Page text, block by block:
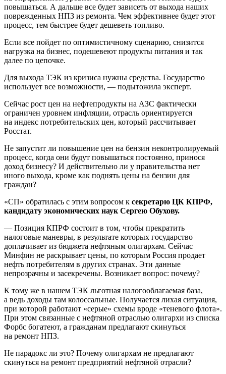
повышаться. А дальше все будет зависеть от выхода наших
поврежденных НПЗ из ремонта. Чем эффективнее будет этот
процесс, тем быстрее будет дешеветь топливо.
Если все пойдет по оптимистичному сценарию, снизится
нагрузка на бизнес, подешевеют продукты питания и так
далее по цепочке.
Для выхода ТЭК из кризиса нужны средства. Государство
использует все возможности, — подытожила эксперт.
Сейчас рост цен на нефтепродукты на АЗС фактически
ограничен уровнем инфляции, отрасль ориентируется
на индекс потребительских цен, который рассчитывает
Росстат.
Не запустит ли повышение цен на бензин неконтролируемый
процесс, когда они будут повышаться постоянно, принося
доход бизнесу? И действительно ли у правительства нет
иного выхода, кроме как поднять цены на бензин для
граждан?
«СП» обратилась с этим вопросом к секретарю ЦК КПРФ,
кандидату экономических наук Сергею Обухову.
— Позиция КПРФ состоит в том, чтобы прекратить
налоговые маневры, в результате которых государство
доплачивает из бюджета нефтяным олигархам. Сейчас
Минфин не раскрывает цены, по которым Россия продает
нефть потребителям в других странах. Эти данные
непрозрачны и засекречены. Возникает вопрос: почему?
К тому же в нашем ТЭК льготная налогооблагаемая база,
а ведь доходы там колоссальные. Получается лихая ситуация,
при которой работают «серые» схемы вроде «теневого флота».
При этом связанные с нефтяной отраслью олигархи из списка
Форбс богатеют, а гражданам предлагают скинуться
на ремонт НПЗ.
Не парадокс ли это? Почему олигархам не предлагают
скинуться на ремонт предприятий нефтяной отрасли?